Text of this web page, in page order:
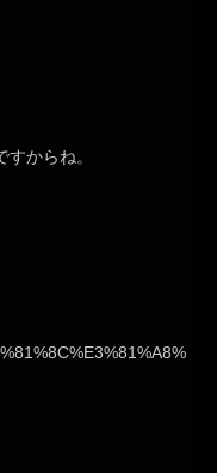
からね。